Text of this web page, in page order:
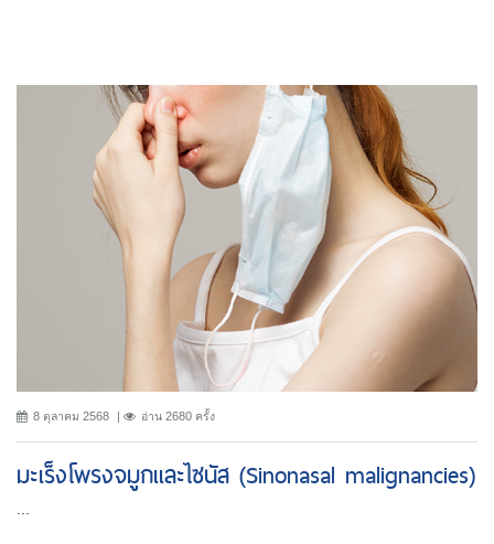
8 ตุลาคม 2568 อ่าน 2680 ครั้ง
มะเร็งโพรงจมูกและไซนัส (Sinonasal malignancies)
...